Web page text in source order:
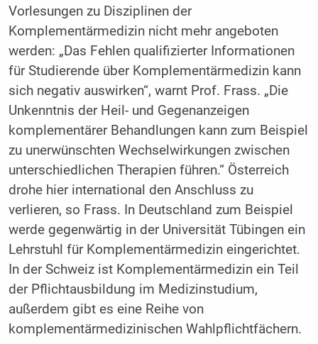
Vorlesungen zu Disziplinen der
Komplementärmedizin nicht mehr angeboten
werden: „Das Fehlen qualifizierter Informationen
für Studierende über Komplementärmedizin kann
sich negativ auswirken“, warnt Prof. Frass. „Die
Unkenntnis der Heil- und Gegenanzeigen
komplementärer Behandlungen kann zum Beispiel
zu unerwünschten Wechselwirkungen zwischen
unterschiedlichen Therapien führen.“ Österreich
drohe hier international den Anschluss zu
verlieren, so Frass. In Deutschland zum Beispiel
werde gegenwärtig in der Universität Tübingen ein
Lehrstuhl für Komplementärmedizin eingerichtet.
In der Schweiz ist Komplementärmedizin ein Teil
der Pflichtausbildung im Medizinstudium,
außerdem gibt es eine Reihe von
komplementärmedizinischen Wahlpflichtfächern.